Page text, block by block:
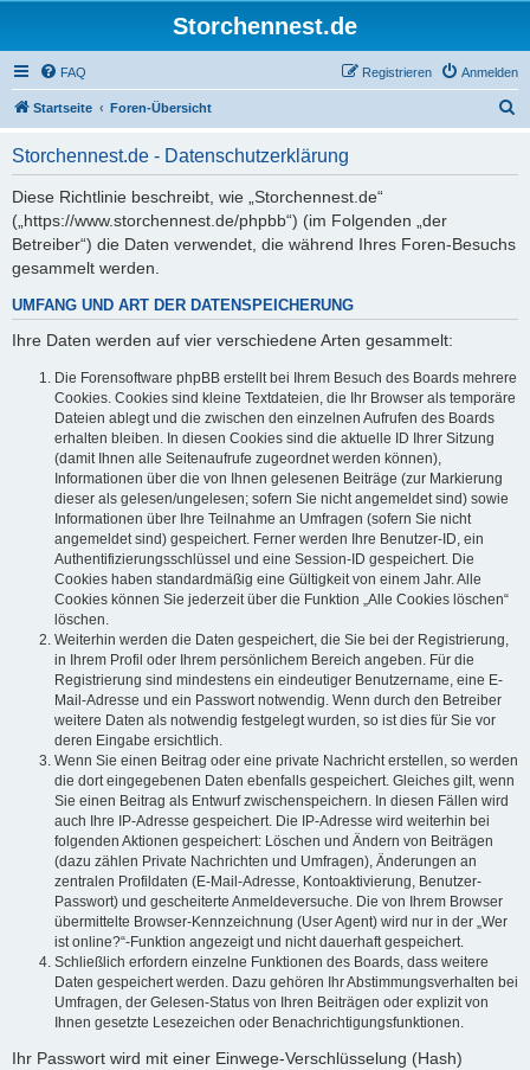
Storchennest.de
FAQ Anmelden
Registrieren
Startseite Foren-Übersicht
Storchennest.de - Datenschutzerklärung
Diese Richtlinie beschreibt, wie „Storchennest.de“
(„https://www.storchennest.de/phpbb“) (im Folgenden „der
Betreiber“) die Daten verwendet, die während Ihres Foren-Besuchs
gesammelt werden.
UMFANG UND ART DER DATENSPEICHERUNG
Ihre Daten werden auf vier verschiedene Arten gesammelt:
Die Forensoftware phpBB erstellt bei Ihrem Besuch des Boards mehrere
Cookies. Cookies sind kleine Textdateien, die Ihr Browser als temporäre
Dateien ablegt und die zwischen den einzelnen Aufrufen des Boards
erhalten bleiben. In diesen Cookies sind die aktuelle ID Ihrer Sitzung
(damit Ihnen alle Seitenaufrufe zugeordnet werden können),
Informationen über die von Ihnen gelesenen Beiträge (zur Markierung
dieser als gelesen/ungelesen; sofern Sie nicht angemeldet sind) sowie
Informationen über Ihre Teilnahme an Umfragen (sofern Sie nicht
angemeldet sind) gespeichert. Ferner werden Ihre Benutzer-ID, ein
Authentifizierungsschlüssel und eine Session-ID gespeichert. Die
Cookies haben standardmäßig eine Gültigkeit von einem Jahr. Alle
Cookies können Sie jederzeit über die Funktion „Alle Cookies löschen“
löschen.
Weiterhin werden die Daten gespeichert, die Sie bei der Registrierung,
in Ihrem Profil oder Ihrem persönlichem Bereich angeben. Für die
Registrierung sind mindestens ein eindeutiger Benutzername, eine E-
Mail-Adresse und ein Passwort notwendig. Wenn durch den Betreiber
weitere Daten als notwendig festgelegt wurden, so ist dies für Sie vor
deren Eingabe ersichtlich.
Wenn Sie einen Beitrag oder eine private Nachricht erstellen, so werden
die dort eingegebenen Daten ebenfalls gespeichert. Gleiches gilt, wenn
Sie einen Beitrag als Entwurf zwischenspeichern. In diesen Fällen wird
auch Ihre IP-Adresse gespeichert. Die IP-Adresse wird weiterhin bei
folgenden Aktionen gespeichert: Löschen und Ändern von Beiträgen
(dazu zählen Private Nachrichten und Umfragen), Änderungen an
zentralen Profildaten (E-Mail-Adresse, Kontoaktivierung, Benutzer-
Passwort) und gescheiterte Anmeldeversuche. Die von Ihrem Browser
übermittelte Browser-Kennzeichnung (User Agent) wird nur in der „Wer
ist online?“-Funktion angezeigt und nicht dauerhaft gespeichert.
Schließlich erfordern einzelne Funktionen des Boards, dass weitere
Daten gespeichert werden. Dazu gehören Ihr Abstimmungsverhalten bei
Umfragen, der Gelesen-Status von Ihren Beiträgen oder explizit von
Ihnen gesetzte Lesezeichen oder Benachrichtigungsfunktionen.
Ihr Passwort wird mit einer Einwege-Verschlüsselung (Hash)